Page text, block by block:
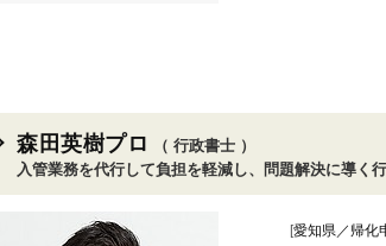
森田英樹プロ
（ 行政書士 ）
入管業務を代行して負担を軽減し、問題解決に導く
[愛知県／帰化